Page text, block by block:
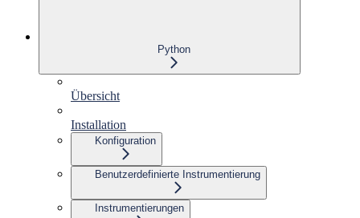
Python
Übersicht
Installation
Konfiguration
Benutzerdefinierte Instrumentierung
Instrumentierungen